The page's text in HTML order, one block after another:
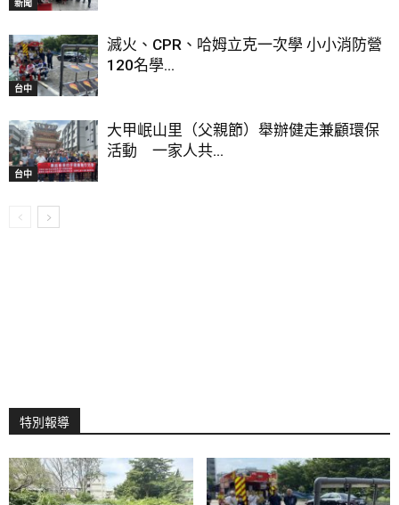
新聞
台中
滅火、CPR、哈姆立克一次學 小小消防營
120名學...
台中
大甲岷山里（父親節）舉辦健走兼顧環保
活動 一家人共...
特別報導